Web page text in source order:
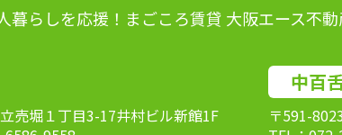
暮らしを応援！まごころ賃貸 大阪エース不
売堀１丁目3-17井村ビル新館1F
中百
〒591-